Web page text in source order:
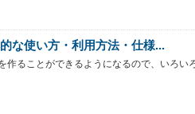
な使い方・利用方法・仕様...
作ることができるようになるので、いろい